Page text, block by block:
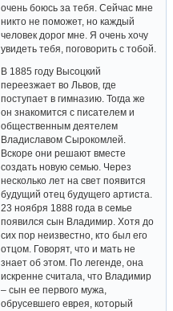
очень боюсь за тебя. Сейчас мне
никто не поможет, но каждый
человек дорог мне. Я очень хочу
увидеть тебя, поговорить с тобой.
В 1885 году Высоцкий
переезжает во Львов, где
поступает в гимназию. Тогда же
он знакомится с писателем и
общественным деятелем
Владиславом Сырокомлей.
Вскоре они решают вместе
создать новую семью. Через
несколько лет на свет появится
будущий отец будущего артиста.
23 ноября 1888 года в семье
появился сын Владимир. Хотя до
сих пор неизвестно, кто был его
отцом. Говорят, что и мать не
знает об этом. По легенде, она
искренне считала, что Владимир
– сын ее первого мужа,
обрусевшего еврея, который